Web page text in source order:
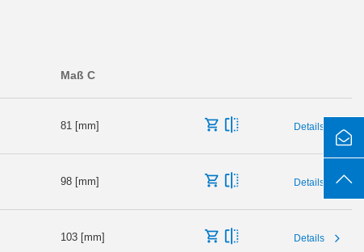
Maß C
81 [mm] Details
98 [mm] Details
103 [mm] Details